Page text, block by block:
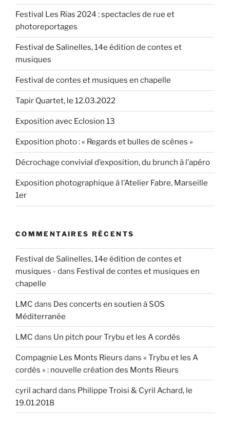
Festival Les Rias 2024 : spectacles de rue et
photoreportages
Festival de Salinelles, 14e édition de contes et
musiques
Festival de contes et musiques en chapelle
Tapir Quartet, le 12.03.2022
Exposition avec Eclosion 13
Exposition photo : « Regards et bulles de scènes »
Décrochage convivial d’exposition, du brunch à l’apéro
Exposition photographique à l’Atelier Fabre, Marseille
1er
COMMENTAIRES RÉCENTS
Festival de Salinelles, 14e édition de contes et
musiques - dans Festival de contes et musiques en
chapelle
LMC dans Des concerts en soutien à SOS
Méditerranée
LMC dans Un pitch pour Trybu et les A cordés
Compagnie Les Monts Rieurs dans « Trybu et les A
cordés » : nouvelle création des Monts Rieurs
cyril achard dans Philippe Troisi & Cyril Achard, le
19.01.2018